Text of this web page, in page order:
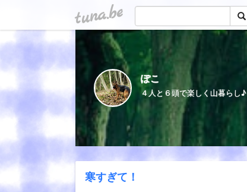
tuna.be
ぽこ
４人と６頭で楽しく山暮らし♪
寒すぎて！